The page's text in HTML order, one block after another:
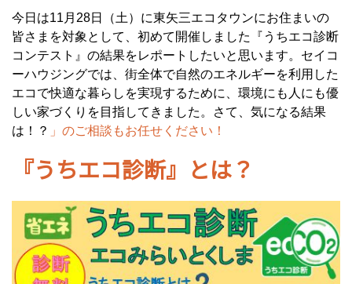
今日は11月28日（土）に東矢三エコタウンにお住まいの
皆さまを対象として、初めて開催しました『うちエコ診断
コンテスト』の結果をレポートしたいと思います。セイコ
ーハウジングでは、街全体で自然のエネルギーを利用した
エコで快適な暮らしを実現するために、環境にも人にも優
しい家づくりを目指してきました。さて、気になる結果
は！？ 」のご相談もお任せください！
『うちエコ診断』とは？